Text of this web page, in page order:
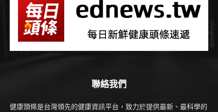
聯絡我們
健康頭條是台灣領先的健康資訊平台，致力於提供最新、最科學的